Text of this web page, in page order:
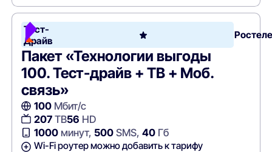
Тест-
Драйв
Пакет «Технологии выгоды
100. Тест-драйв + ТВ + Моб.
связь»
100Мбит/с
207ТВ56 HD
1000минут, 500SMS, 40Гб
Wi-Fi роутер можно добавить к тарифу